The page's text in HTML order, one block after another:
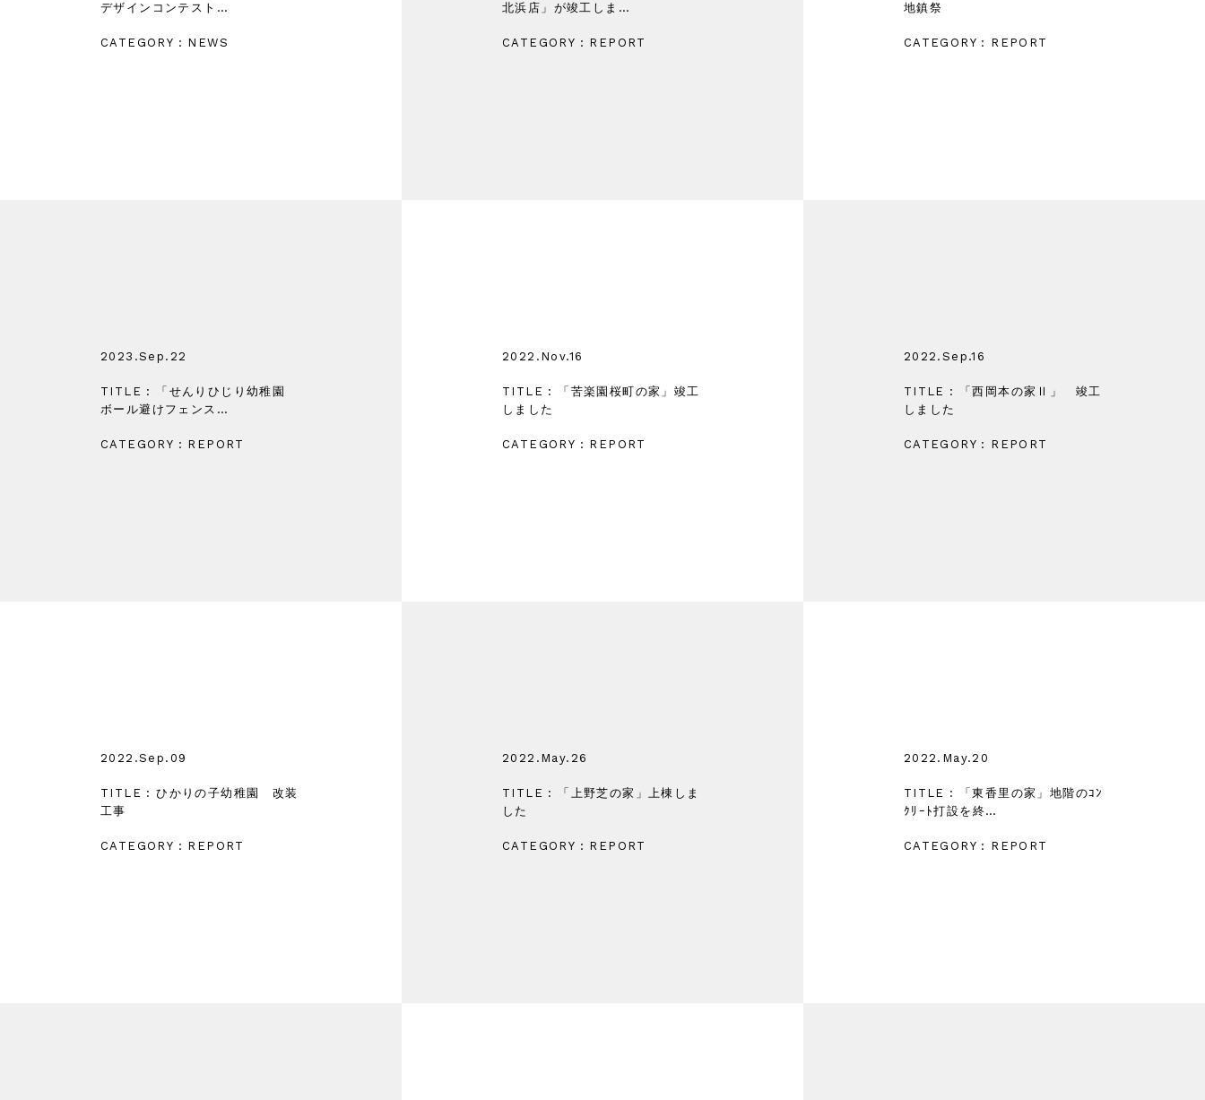
デザインコンテスト…
CATEGORY : NEWS
北浜店」が竣工しま…
CATEGORY : REPORT
地鎮祭
CATEGORY : REPORT
2023.Sep.22
TITLE : 「せんりひじり幼稚園
ボール避けフェンス…
CATEGORY : REPORT
2022.Nov.16
TITLE : 「苦楽園桜町の家」竣工
しました
CATEGORY : REPORT
2022.Sep.16
TITLE : 「西岡本の家Ⅱ」 竣工
しました
CATEGORY : REPORT
2022.Sep.09
TITLE : ひかりの子幼稚園 改装
工事
CATEGORY : REPORT
2022.May.26
TITLE : 「上野芝の家」上棟しま
した
CATEGORY : REPORT
2022.May.20
TITLE : 「東香里の家」地階のｺﾝ
ｸﾘｰﾄ打設を終…
CATEGORY : REPORT